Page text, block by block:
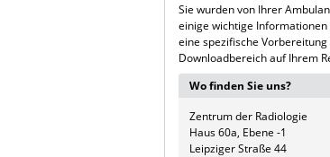
Sie wurden von Ihrer
einige wichtige
eine spezifische
Downloadbereich auf Ihrem
Wo finden Sie uns?
Zentrum der Radiologie
Haus 60a, Ebene -1
Leipziger Straße 44